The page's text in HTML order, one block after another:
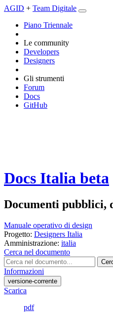
AGID + Team Digitale
Piano Triennale
Le community
Developers
Designers
Gli strumenti
Forum
Docs
GitHub
Docs Italia beta
Documenti pubblici,
Manuale operativo di design
Progetto: Designers Italia
Amministrazione: italia
Cerca nel documento
Informazioni
versione-corrente
Scarica
pdf